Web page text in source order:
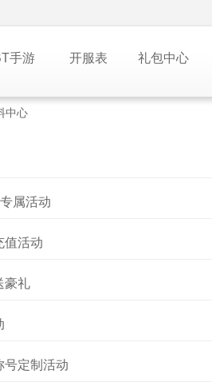
手游 开服表 礼包中心
中心
属活动
值活动
豪礼
号定制活动